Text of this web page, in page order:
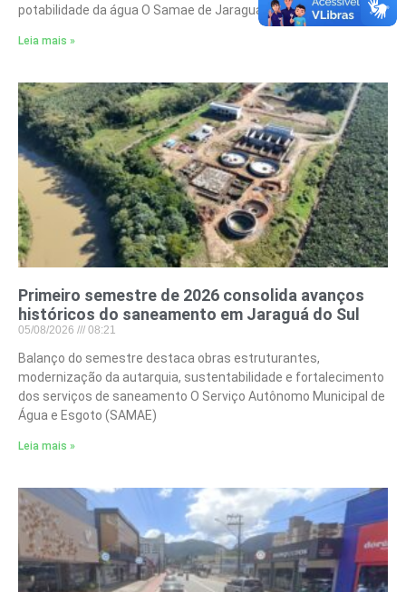
potabilidade da água O Samae de Jaraguá do Sul
Leia mais »
Primeiro semestre de 2026 consolida avanços
históricos do saneamento em Jaraguá do Sul
05/08/2026 08:21
Balanço do semestre destaca obras estruturantes,
modernização da autarquia, sustentabilidade e fortalecimento
dos serviços de saneamento O Serviço Autônomo Municipal de
Água e Esgoto (SAMAE)
Leia mais »